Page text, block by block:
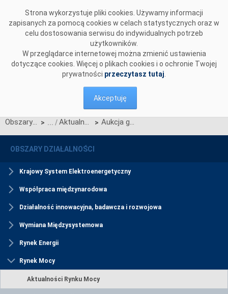
Strona wykorzystuje pliki cookies. Używamy informacji
zapisanych za pomocą cookies w celach statystycznych oraz w
celu dostosowania serwisu do indywidualnych potrzeb
użytkowników.
W przeglądarce internetowej można zmienić ustawienia
dotyczące cookies. Więcej o plikach cookies i o ochronie Twojej
prywatności przeczytasz tutaj
Akceptuję
Obszary działalności > Aktualności Rynku Mocy > Aukcja główna na rok 2027 została zakończona
OBSZARY DZIAŁALNOŚCI
Krajowy System Elektroenergetyczny
Współpraca międzynarodowa
Działalność innowacyjna, badawcza i rozwojowa
Wymiana Międzysystemowa
Rynek Energii
Rynek Mocy
Aktualności Rynku Mocy